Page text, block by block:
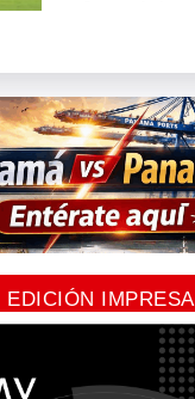
EDICIÓN IMPRESA